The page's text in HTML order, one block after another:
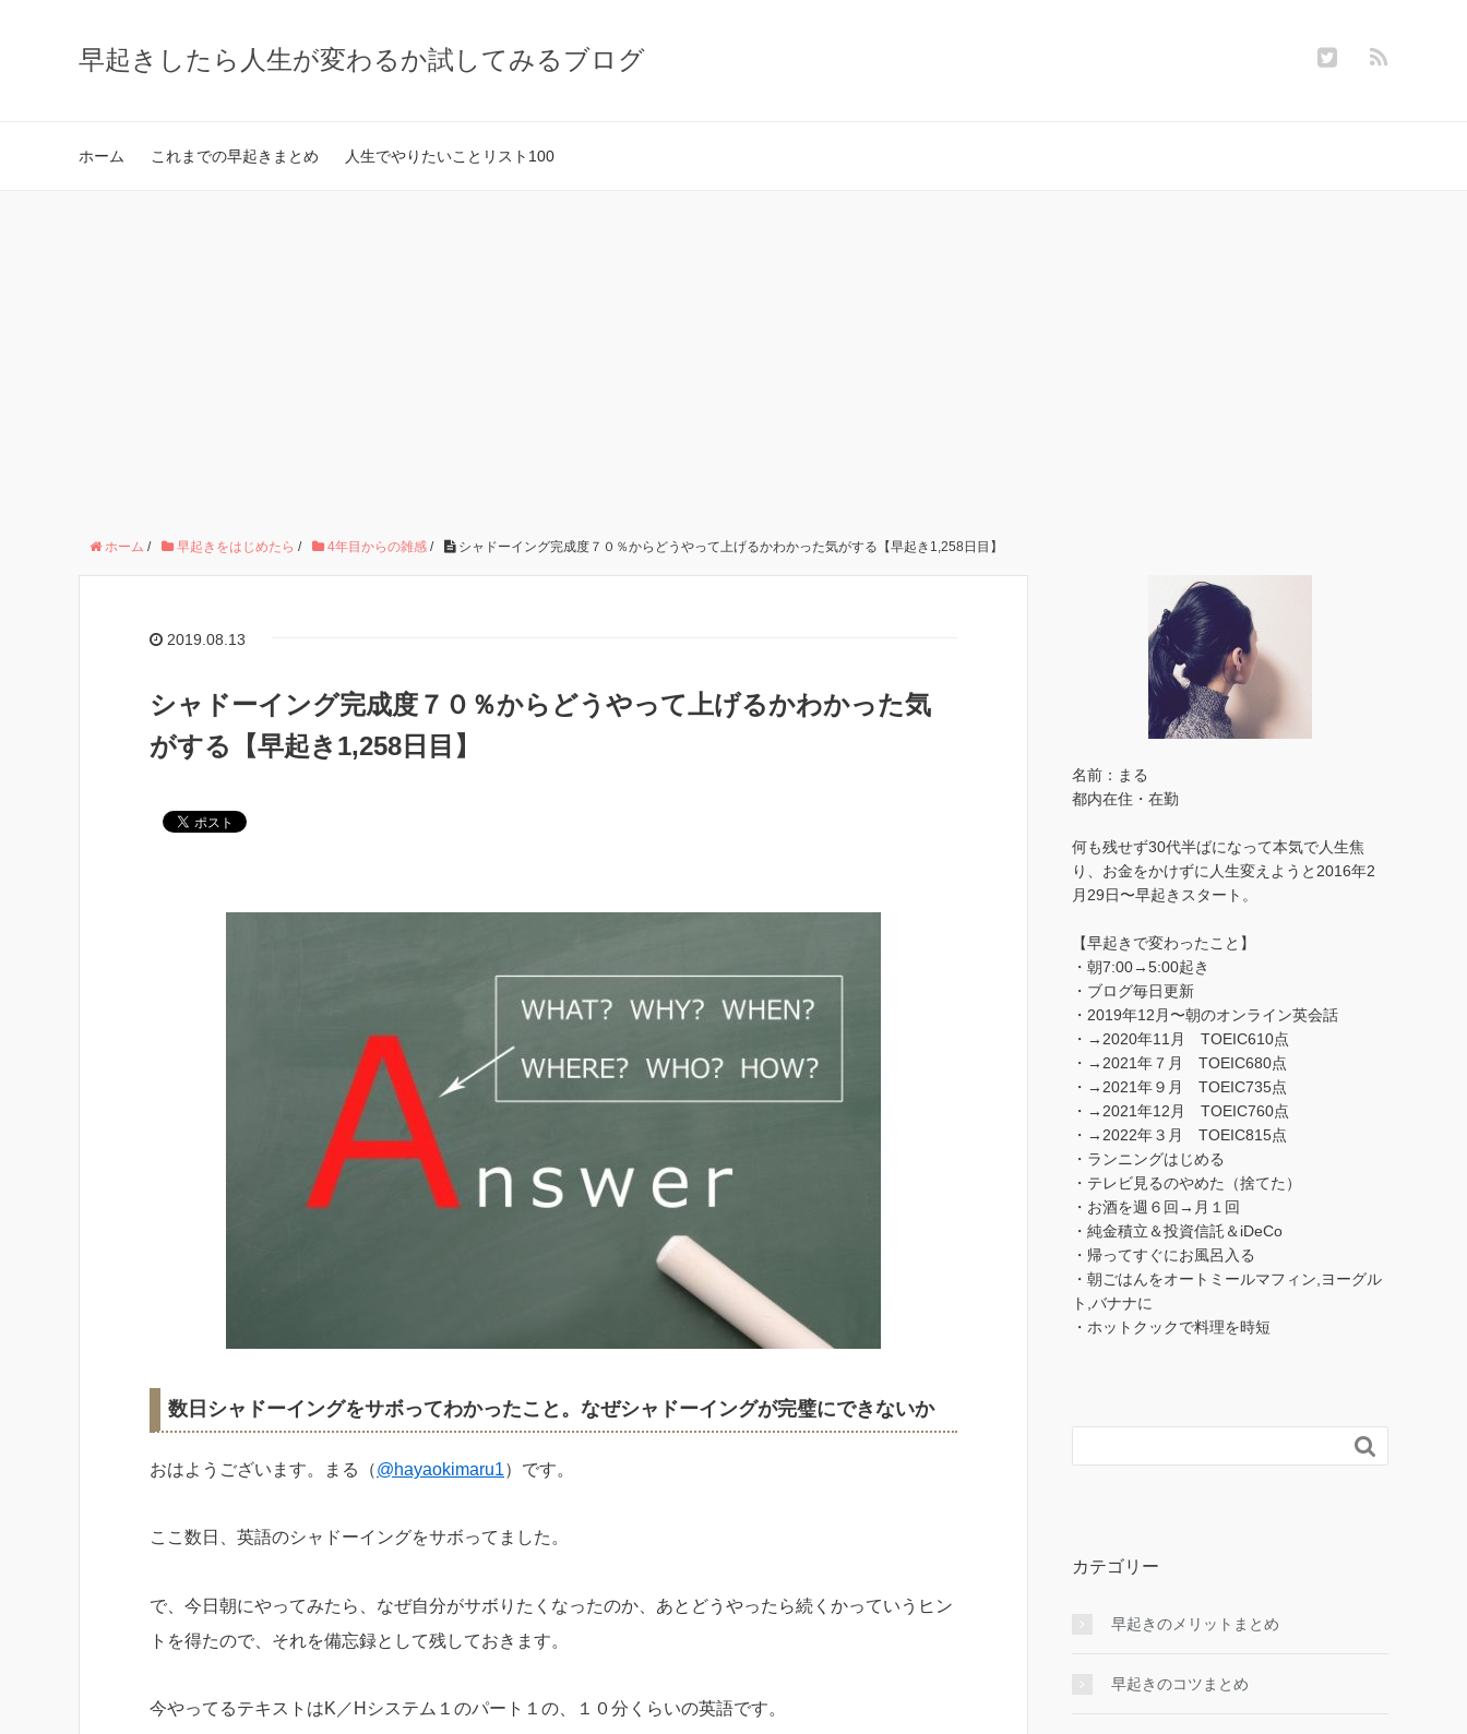
早起きしたら人生が変わるか試してみるブログ
ホーム これまでの早起きまとめ 人生でやりたいことリスト100
ホーム / 早起きをはじめたら / 4年目からの雑感 / シャドーイング完成度７０％からどうやって上げるかわかった気がする【早起き1,258日目】
2019.08.13
シャドーイング完成度７０％からどうやって上げるかわかった気
がする【早起き1,258日目】
数日シャドーイングをサボってわかったこと。なぜシャドーイングが完璧にできないか
おはようございます。まる（@hayaokimaru1）です。
ここ数日、英語のシャドーイングをサボってました。
で、今日朝にやってみたら、なぜ自分がサボりたくなったのか、あとどうやったら続くかっていうヒン
トを得たので、それを備忘録として残しておきます。
今やってるテキストはK／Hシステム１のパート１の、１０分くらいの英語です。
名前：まる
都内在住・在勤
何も残せず30代半ばになって本気で人生焦
り、お金をかけずに人生変えようと2016年2
月29日〜早起きスタート。
【早起きで変わったこと】
・朝7:00→5:00起き
・ブログ毎日更新
・2019年12月〜朝のオンライン英会話
・→2020年11月 TOEIC610点
・→2021年７月 TOEIC680点
・→2021年９月 TOEIC735点
・→2021年12月 TOEIC760点
・→2022年３月 TOEIC815点
・ランニングはじめる
・テレビ見るのやめた（捨てた）
・お酒を週６回→月１回
・純金積立＆投資信託＆iDeCo
・帰ってすぐにお風呂入る
・朝ごはんをオートミールマフィン,ヨーグル
ト,バナナに
・ホットクックで料理を時短

カテゴリー
早起きのメリットまとめ
早起きのコツまとめ